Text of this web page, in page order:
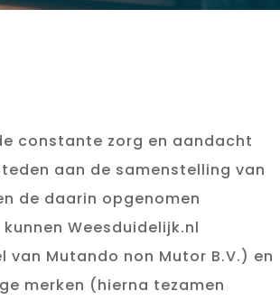
constante zorg en aandacht
aan de samenstelling van
de daarin opgenomen
Weesduidelijk.nl
van Mutando non Mutor B.V.) en
merken (hierna tezamen